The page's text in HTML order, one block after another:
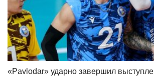
«Pavlodar» ударно завершил